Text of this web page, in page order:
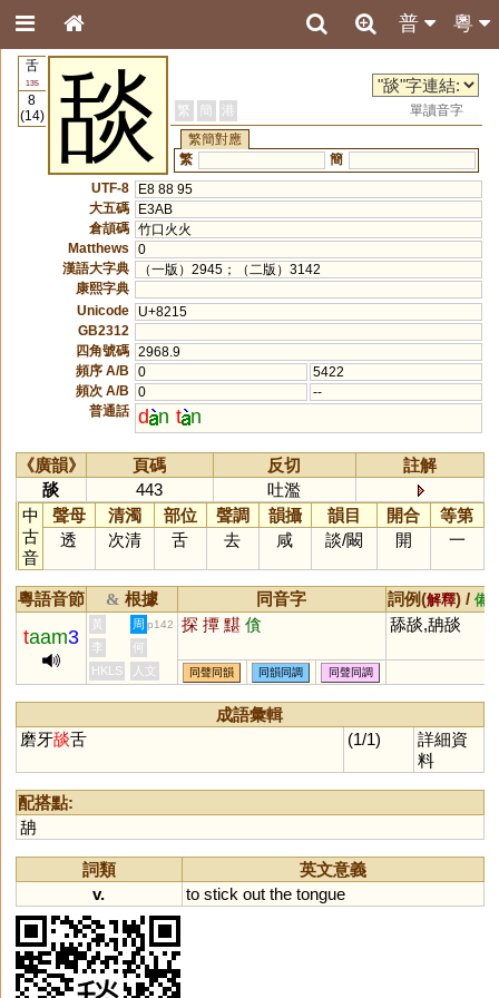
粵
普
舌
135
8
(14)
舕 繁 簡 港
單讀音字
繁簡對應
繁
簡
UTF-8
E8 88 95
大五碼
E3AB
倉頡碼 竹口火火
Matthews
0
漢語大字典
（一版）2945；（二版）3142
康熙字典
Unicode
U+8215
GB2312
四角號碼 2968.9
頻序 A/B
0
5422
頻次 A/B
0
--
普通話 d n t n
《廣韻》 頁碼 反切
註解
舕
443
吐濫
中
古
音
聲母 清濁 部位 聲調 韻攝 韻目 開合
等第
透
次清 舌 去 咸 談/闞 開 一
粵語音節 & 根據 同音字 詞例(解釋) / 備
taam3
黃 周 p142 探 撢 黮 僋 舔舕,舑舕
李
何
HKLS
人文 同聲同韻 同韻同調 同聲同調
成語彙輯
磨牙舕舌 (1/1)
詳細資
料
配搭點:
舑
詞類
英文意義
v.
to stick out the tongue